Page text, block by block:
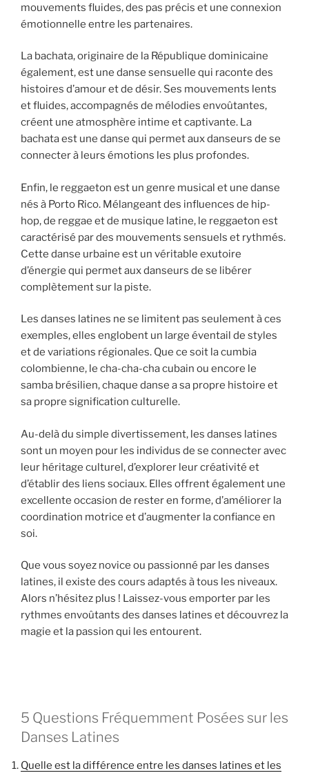
mouvements fluides, des pas précis et une connexion
émotionnelle entre les partenaires.
La bachata, originaire de la République dominicaine
également, est une danse sensuelle qui raconte des
histoires d’amour et de désir. Ses mouvements lents
et fluides, accompagnés de mélodies envoûtantes,
créent une atmosphère intime et captivante. La
bachata est une danse qui permet aux danseurs de se
connecter à leurs émotions les plus profondes.
Enfin, le reggaeton est un genre musical et une danse
nés à Porto Rico. Mélangeant des influences de hip-
hop, de reggae et de musique latine, le reggaeton est
caractérisé par des mouvements sensuels et rythmés.
Cette danse urbaine est un véritable exutoire
d’énergie qui permet aux danseurs de se libérer
complètement sur la piste.
Les danses latines ne se limitent pas seulement à ces
exemples, elles englobent un large éventail de styles
et de variations régionales. Que ce soit la cumbia
colombienne, le cha-cha-cha cubain ou encore le
samba brésilien, chaque danse a sa propre histoire et
sa propre signification culturelle.
Au-delà du simple divertissement, les danses latines
sont un moyen pour les individus de se connecter avec
leur héritage culturel, d’explorer leur créativité et
d’établir des liens sociaux. Elles offrent également une
excellente occasion de rester en forme, d’améliorer la
coordination motrice et d’augmenter la confiance en
soi.
Que vous soyez novice ou passionné par les danses
latines, il existe des cours adaptés à tous les niveaux.
Alors n’hésitez plus ! Laissez-vous emporter par les
rythmes envoûtants des danses latines et découvrez la
magie et la passion qui les entourent.
5 Questions Fréquemment Posées sur les
Danses Latines
Quelle est la différence entre les danses latines et les